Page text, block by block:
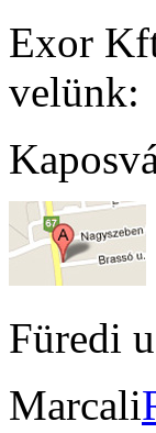
Exor
velünk:
Füredi
Marcali